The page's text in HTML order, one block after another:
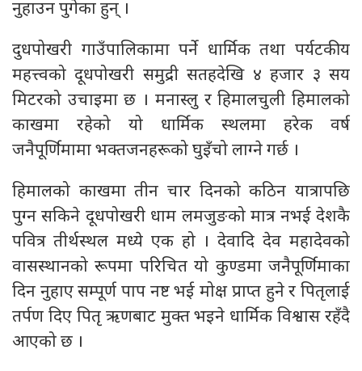
नुहाउन पुगेका हुन् ।
दुधपोखरी गाउँपालिकामा पर्ने धार्मिक तथा पर्यटकीय
महत्त्वको दूधपोखरी समुद्री सतहदेखि ४ हजार ३ सय
मिटरको उचाइमा छ । मनास्लु र हिमालचुली हिमालको
काखमा रहेको यो धार्मिक स्थलमा हरेक वर्ष
जनैपूर्णिमामा भक्तजनहरूको घुइँचो लाग्ने गर्छ ।
हिमालको काखमा तीन चार दिनको कठिन यात्रापछि
पुग्न सकिने दूधपोखरी धाम लमजुङको मात्र नभई देशकै
पवित्र तीर्थस्थल मध्ये एक हो । देवादि देव महादेवको
वासस्थानको रूपमा परिचित यो कुण्डमा जनैपूर्णिमाका
दिन नुहाए सम्पूर्ण पाप नष्ट भई मोक्ष प्राप्त हुने र पितृलाई
तर्पण दिए पितृ ऋणबाट मुक्त भइने धार्मिक विश्वास रहँदै
आएको छ ।